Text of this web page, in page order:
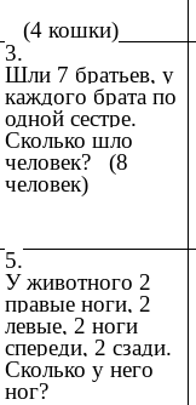
(4 кошки)
3.
Шли 7 братьев, у
каждого брата по
одной сестре.
Сколько шло
человек? (8
человек)
5.
У животного 2
правые ноги, 2
левые, 2 ноги
спереди, 2 сзади.
Сколько у него
ног?